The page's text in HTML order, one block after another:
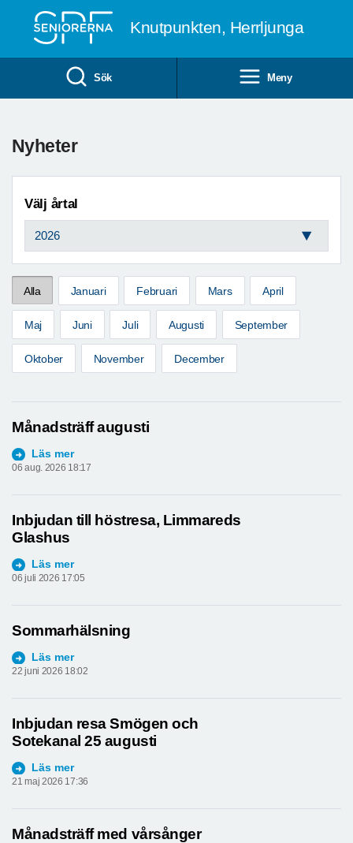
Knutpunkten, Herrljunga
Sök Meny
Nyheter
Välj årtal
Alla Januari Februari Mars April
Maj Juni Juli Augusti September
Oktober November December
Månadsträff augusti
Läs mer
06 aug. 2026 18:17
Inbjudan till höstresa, Limmareds
Glashus
Läs mer
06 juli 2026 17:05
Sommarhälsning
Läs mer
22 juni 2026 18:02
Inbjudan resa Smögen och
Sotekanal 25 augusti
Läs mer
21 maj 2026 17:36
Månadsträff med vårsånger